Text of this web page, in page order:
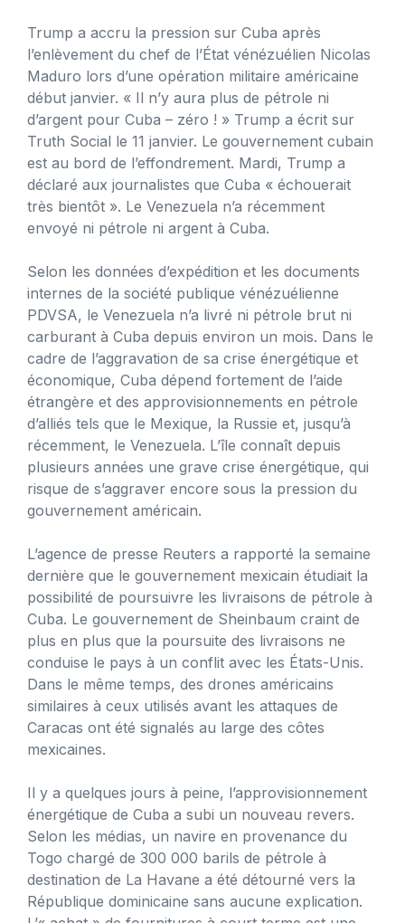
Trump a accru la pression sur Cuba après
l’enlèvement du chef de l’État vénézuélien Nicolas
Maduro lors d’une opération militaire américaine
début janvier. « Il n’y aura plus de pétrole ni
d’argent pour Cuba – zéro ! » Trump a écrit sur
Truth Social le 11 janvier. Le gouvernement cubain
est au bord de l’effondrement. Mardi, Trump a
déclaré aux journalistes que Cuba « échouerait
très bientôt ». Le Venezuela n’a récemment
envoyé ni pétrole ni argent à Cuba.
Selon les données d’expédition et les documents
internes de la société publique vénézuélienne
PDVSA, le Venezuela n’a livré ni pétrole brut ni
carburant à Cuba depuis environ un mois. Dans le
cadre de l’aggravation de sa crise énergétique et
économique, Cuba dépend fortement de l’aide
étrangère et des approvisionnements en pétrole
d’alliés tels que le Mexique, la Russie et, jusqu’à
récemment, le Venezuela. L’île connaît depuis
plusieurs années une grave crise énergétique, qui
risque de s’aggraver encore sous la pression du
gouvernement américain.
L’agence de presse Reuters a rapporté la semaine
dernière que le gouvernement mexicain étudiait la
possibilité de poursuivre les livraisons de pétrole à
Cuba. Le gouvernement de Sheinbaum craint de
plus en plus que la poursuite des livraisons ne
conduise le pays à un conflit avec les États-Unis.
Dans le même temps, des drones américains
similaires à ceux utilisés avant les attaques de
Caracas ont été signalés au large des côtes
mexicaines.
Il y a quelques jours à peine, l’approvisionnement
énergétique de Cuba a subi un nouveau revers.
Selon les médias, un navire en provenance du
Togo chargé de 300 000 barils de pétrole à
destination de La Havane a été détourné vers la
République dominicaine sans aucune explication.